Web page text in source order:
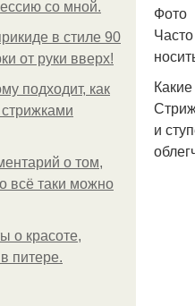
со мной.
в стиле 90
от руки вверх!
подходит, как
стрижками
о том,
всё таки можно
о красоте,
питере.
Фото
и